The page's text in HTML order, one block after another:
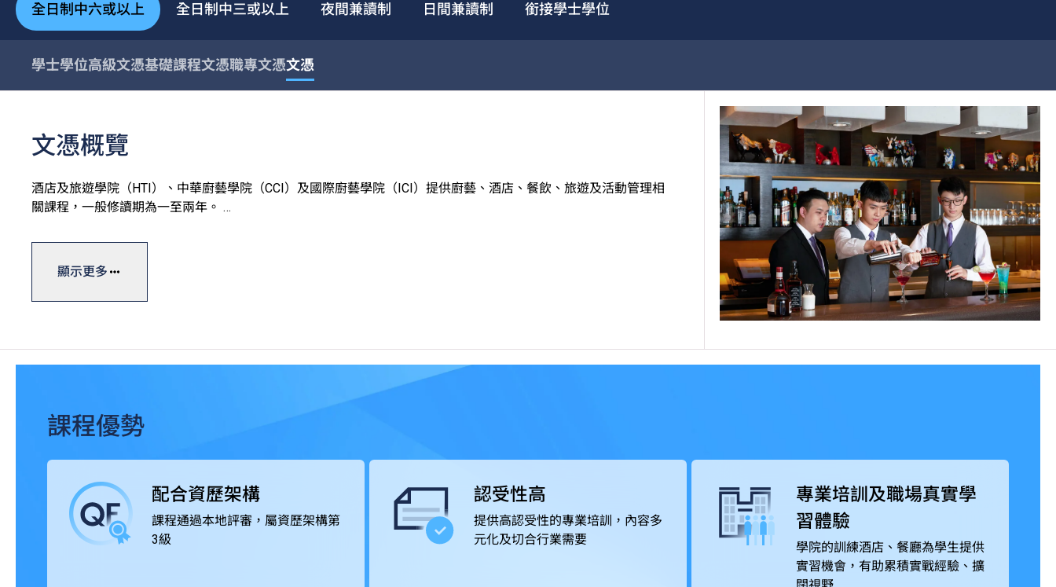
全日制中六或以上 全日制中三或以上 夜間兼讀制 日間兼讀制 銜接學士學位
學士學位高級文憑基礎課程文憑職專文憑文憑
文憑概覽
酒店及旅遊學院（HTI）、中華廚藝學院（CCI）及國際廚藝學院（ICI）提供廚藝、酒店、餐飲、旅遊及活動管理相
關課程，一般修讀期為一至兩年。
學院設有完善的訓練設施，包括T酒店（訓練酒店）、中西式訓練餐廳、多國菜系訓練廚房、葡萄酒研習室、咖啡訓
練工房、調酒工房等，透過款待真實客人累積實戰經驗。學院更提供就業轉介服務，提升學生投身專業的競爭力。
課程獲本地及海外相關專業組織認可，畢業生可投身不同的款待業機構，例如酒店及度假村、郵輪及主題樂園、餐飲
顯示更多
課程優勢
配合資歷架構
課程通過本地評審，屬資歷架構第
3級
認受性高
提供高認受性的專業培訓，內容多
元化及切合行業需要
專業培訓及職場真實學
習體驗
學院的訓練酒店、餐廳為學生提供
實習機會，有助累積實戰經驗、擴